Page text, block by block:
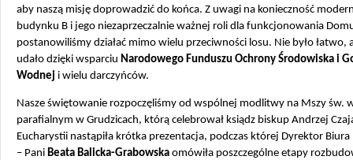
aby naszą misję doprowadzić do końca. Z uwagi na konieczność
budynku B i jego niezaprzeczalnie ważnej roli dla funkcjonowania
postanowiliśmy działać mimo wielu przeciwności losu. Nie było łatwo,
udało dzięki wsparciu Narodowego Funduszu Ochrony Środowiska i
Wodnej i wielu darczyńców.
Nasze świętowanie rozpoczęliśmy od wspólnej modlitwy na Mszy św.
parafialnym w Grudzicach, którą celebrował ksiądz biskup Andrzej
Eucharystii nastąpiła krótka prezentacja, podczas której Dyrektor Biura
– Pani Beata Balicka-Grabowska omówiła poszczególne etapy